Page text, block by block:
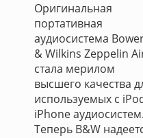
Оригинальная
портативная
аудиосистема
& Wilkins Zeppelin
стала мерилом
высшего качества
используемых с
iPhone аудиосистем.
Теперь B&W